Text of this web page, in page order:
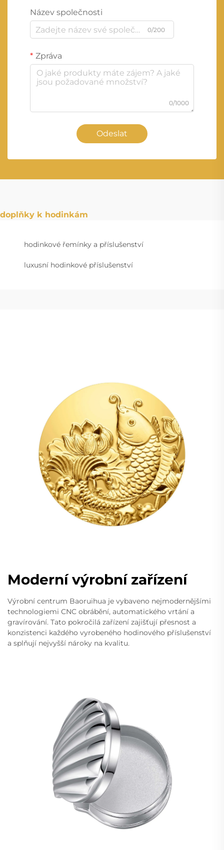
Název společnosti
0/200
Zpráva
0/1000
Odeslat
doplňky k hodinkám
hodinkové řemínky a příslušenství
luxusní hodinkové příslušenství
Moderní výrobní zařízení
Výrobní centrum Baoruihua je vybaveno nejmodernějšími
technologiemi CNC obrábění, automatického vrtání a
gravírování. Tato pokročilá zařízení zajišťují přesnost a
konzistenci každého vyrobeného hodinového příslušenství
a splňují nejvyšší nároky na kvalitu.